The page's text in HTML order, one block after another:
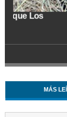
Trasladan a
MÁS